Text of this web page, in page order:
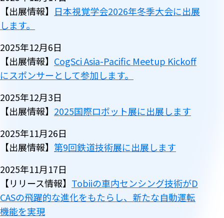
【出展情報】 日本視覚学会2026年冬季大会に出展
します。
2025年12月6日
【出展情報】 CogSci Asia-Pacific Meetup Kickoff
にスポンサーとして参加します。
2025年12月3日
【出展情報】 2025国際ロボット展に出展します
2025年11月26日
【出展情報】 第9回鉄道技術展に出展します
2025年11月17日
【リリース情報】 Tobiiの車内センシング技術がD
CASの飛躍的な進化をもたらし、新たな自動運転
機能を実現